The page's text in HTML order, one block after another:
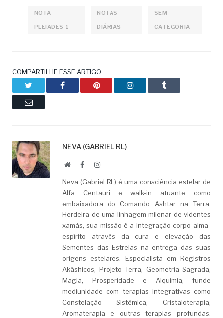
NOTA
PLEIADES 1
NOTAS
DIÁRIAS
SEM
CATEGORIA
COMPARTILHE ESSE ARTIGO
Facebook Pinterest LinkedIn Tumblr
Email
NEVA (GABRIEL RL)
WebsiteFacebookLinkedIn
Neva (Gabriel RL) é uma consciência estelar de
Alfa Centauri e walk-in atuante como
embaixadora do Comando Ashtar na Terra.
Herdeira de uma linhagem milenar de videntes
xamãs, sua missão é a integração corpo-alma-
espírito através da cura e elevação das
Sementes das Estrelas na entrega das suas
origens estelares. Especialista em Registros
Akáshicos, Projeto Terra, Geometria Sagrada,
Magia, Prosperidade e Alquimia, funde
mediunidade com terapias integrativas como
Constelação Sistêmica, Cristaloterapia,
Aromaterapia e outras terapias profundas.